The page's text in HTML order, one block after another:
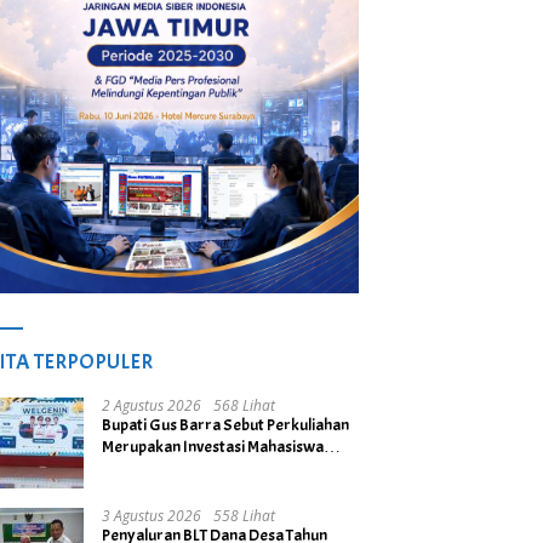
TERPOPULER
2 Agustus 2026
568 Lihat
Bupati Gus Barra Sebut Perkuliahan
Merupakan Investasi Mahasiswa
3 Agustus 2026
558 Lihat
Penyaluran BLT Dana Desa Tahun